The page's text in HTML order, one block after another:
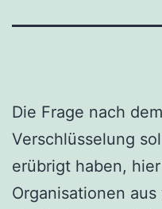
Die Frage nach
Verschlüsselung
erübrigt haben,
Organisationen